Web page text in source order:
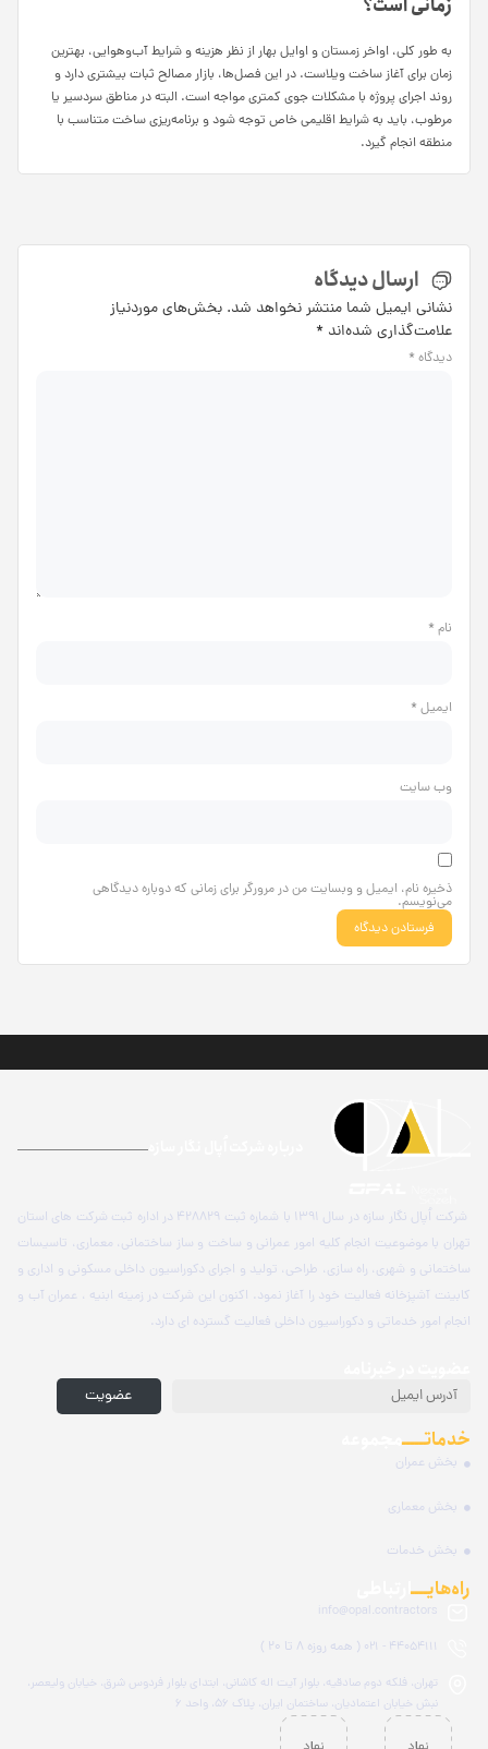
زمانی است؟
به طور کلی، اواخر زمستان و اوایل بهار از نظر هزینه و شرایط آب‌وهوایی، بهترین
زمان برای آغاز ساخت ویلاست. در این فصل‌ها، بازار مصالح ثبات بیشتری دارد و
روند اجرای پروژه با مشکلات جوی کمتری مواجه است. البته در مناطق سردسیر یا
مرطوب، باید به شرایط اقلیمی خاص توجه شود و برنامه‌ریزی ساخت متناسب با
منطقه انجام گیرد.
ارسال دیدگاه
نشانی ایمیل شما منتشر نخواهد شد. بخش‌های موردنیاز
علامت‌گذاری شده‌اند *
دیدگاه *
نام *
ایمیل *
وب‌ سایت
ذخیره نام، ایمیل و وبسایت من در مرورگر برای زمانی که دوباره دیدگاهی
می‌نویسم.
شرکت اُپال نگار سازه در سال 1391 با شماره ثبت 428829 در اداره ثبت شرکت های استان
تهران با موضوعیت انجام کلیه امور عمرانی و ساخت و ساز ساختمانی، معماری، تاسیسات
ساختمانی و شهری، راه سازی، طراحی، تولید و اجرای دکوراسیون داخلی مسکونی و اداری و
کابینت آشپزخانه فعالیت خود را آغاز نمود. اکنون این شرکت در زمینه ابنیه ، عمران آب و
انجام امور خدماتی و دکوراسیون داخلی فعالیت گسترده ای دارد.
عضویت
خدماتـــــمجموعه
بخش عمران
بخش معماری
بخش خدمات
راه‌هایــــارتباطی
info@opal.contractors
44054111 - 021 ( همه روزه ۸ تا ۲۰ )
تهران، فلکه دوم صادقیه، بلوار آیت اله کاشانی، ابتدای بلوار فردوس شرق، خیابان ولیعصر،
نبش خیابان اعتمادیان، ساختمان ایران، پلاک ۵۶، واحد ۶